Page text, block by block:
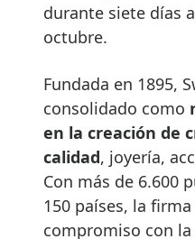
durante siete días
octubre.
Fundada en 1895,
consolidado como
en la creación de
calidad, joyería,
Con más de 6.600
150 países, la
compromiso con